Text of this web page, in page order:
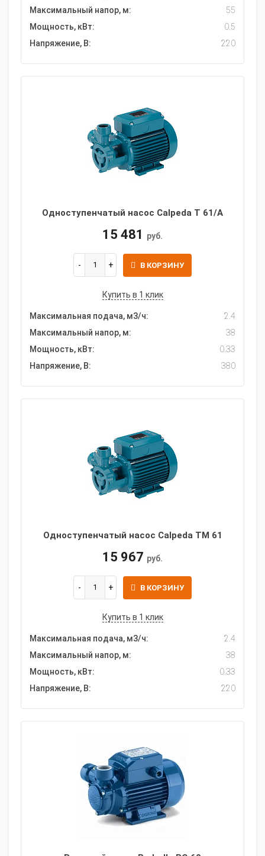
Максимальный напор, м:
55
Мощность, кВт:
0.5
Напряжение, В:
220
Одноступенчатый насос Calpeda T 61/A
15 481 руб.
В КОРЗИНУ
Купить в 1 клик
Максимальная подача, м3/ч:
2.4
Максимальный напор, м:
38
Мощность, кВт:
0.33
Напряжение, В:
380
Одноступенчатый насос Calpeda TM 61
15 967 руб.
В КОРЗИНУ
Купить в 1 клик
Максимальная подача, м3/ч:
2.4
Максимальный напор, м:
38
Мощность, кВт:
0.33
Напряжение, В:
220